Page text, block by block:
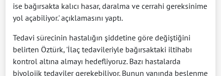
ise bağırsakta kalıcı hasar, daralma ve cerrahi gereksinime
yol açabiliyor.' açıklamasını yaptı.
Tedavi sürecinin hastalığın şiddetine göre değiştiğini
belirten Öztürk, 'İlaç tedavileriyle bağırsaktaki iltihabı
kontrol altına almayı hedefliyoruz. Bazı hastalarda
biyolojik tedaviler gerekebiliyor. Bunun yanında beslenme